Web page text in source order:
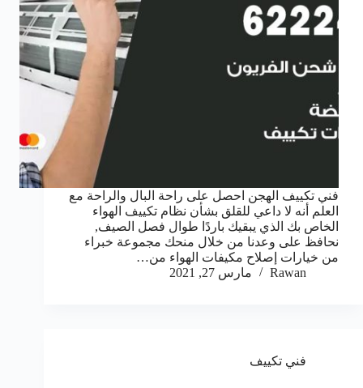
فني تكييف الهجن احصل على راحة البال والراحة مع
العلم أنه لا داعي للقلق بشأن نظام تكييف الهواء
الخاص بك الذي يبقيك باردًا طوال فصل الصيف,
نحافظ على وعدنا من خلال منحك مجموعة خبراء
من خيارات إصلاح مكيفات الهواء من…
Rawan
مارس 27, 2021
فني تكييف